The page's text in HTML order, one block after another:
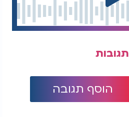
תגובות
הוסף תגובה